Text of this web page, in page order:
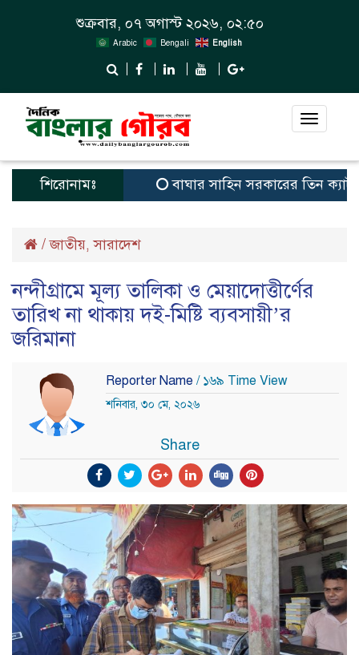
শুক্রবার, ০৭ অগাস্ট ২০২৬, ০২:৫০
Arabic Bengali English
Toggle
শিরোনামঃ বাঘার সাহিন সরকারের তিন
/জাতীয়,সারাদেশ
নন্দীগ্রামে মূল্য তালিকা ও মেয়াদোত্তীর্ণের
তারিখ না থাকায় দই-মিষ্টি ব্যবসায়ী’র
জরিমানা
Reporter Name / ১৬৯ Time View
শনিবার, ৩০ মে, ২০২৬
Share